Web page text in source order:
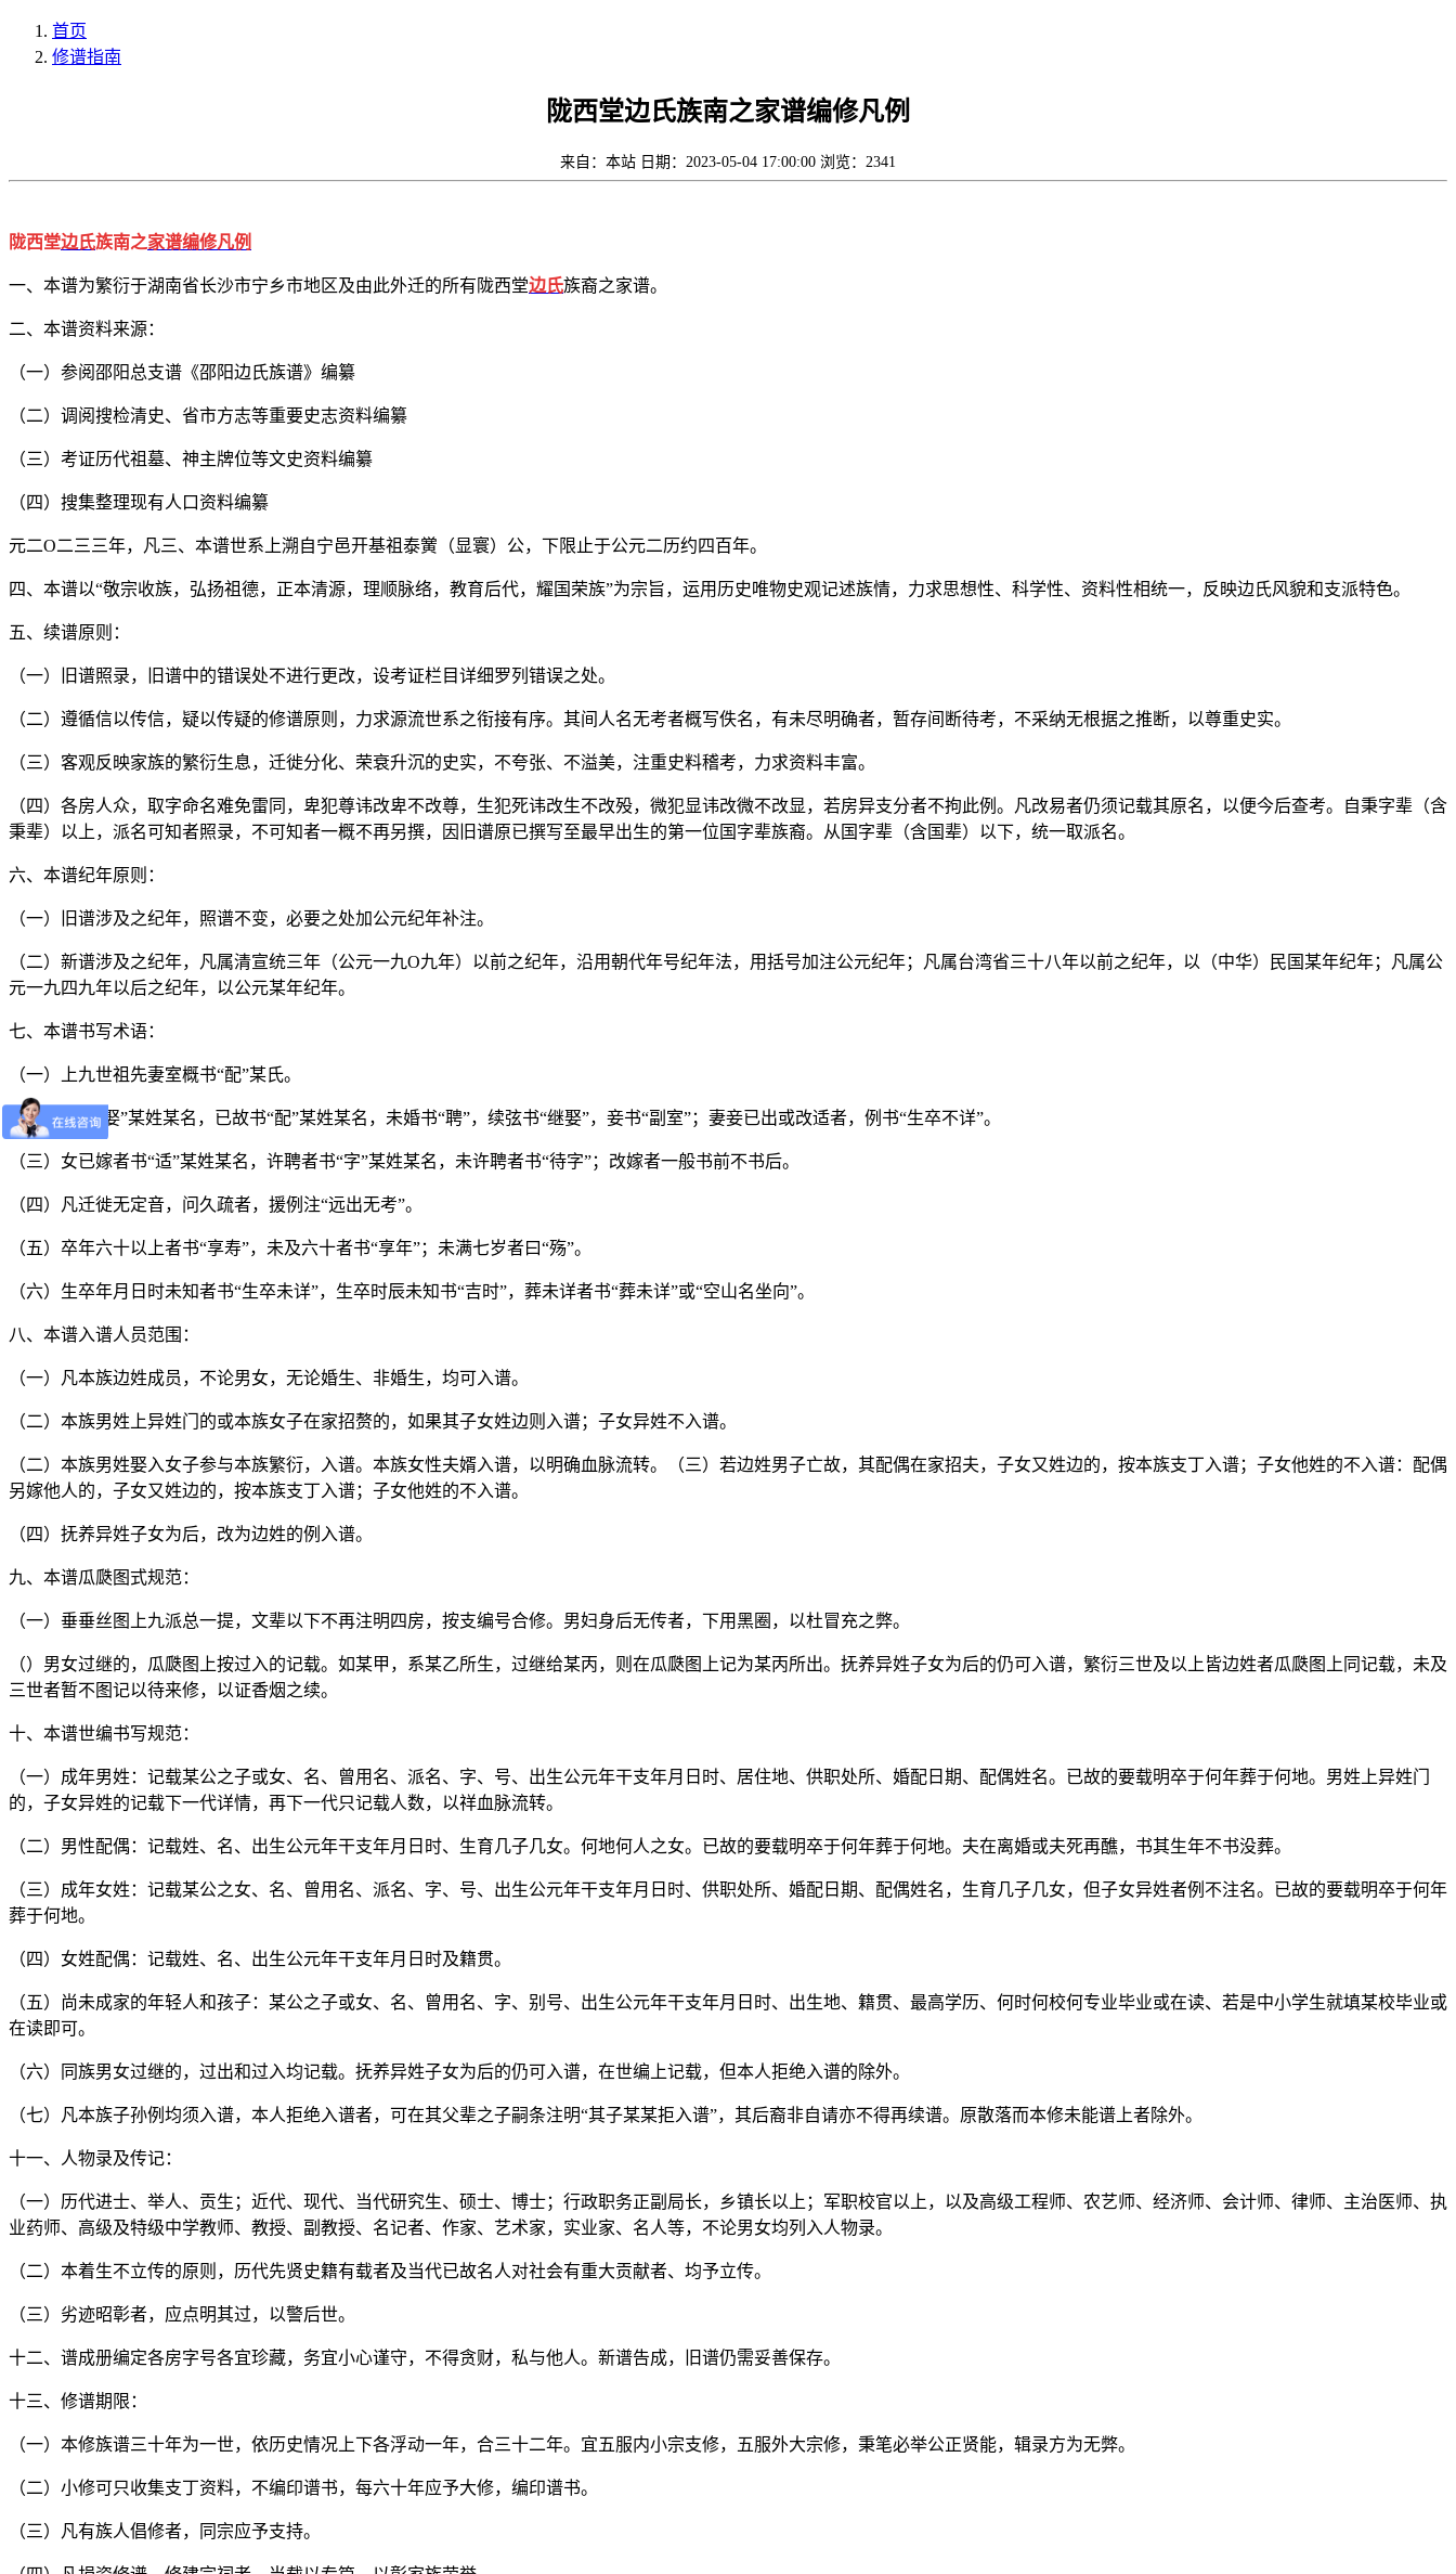
首页
修谱指南
陇西堂边氏族南之家谱编修凡例
来自：本站 日期：2023-05-04 17:00:00 浏览：2341
陇西堂边氏族南之家谱编修凡例
一、本谱为繁衍于湖南省长沙市宁乡市地区及由此外迁的所有陇西堂边氏族裔之家谱。
二、本谱资料来源：
（一）参阅邵阳总支谱《邵阳边氏族谱》编纂
（二）调阅搜检清史、省市方志等重要史志资料编纂
（三）考证历代祖墓、神主牌位等文史资料编纂
（四）搜集整理现有人口资料编纂
元二O二三三年，凡三、本谱世系上溯自宁邑开基祖泰黉（显寰）公，下限止于公元二历约四百年。
四、本谱以“敬宗收族，弘扬祖德，正本清源，理顺脉络，教育后代，耀国荣族”为宗旨，运用历史唯物史观记述族情，力求思想性、科学性、资料性相统一，反映边氏风貌和支派特色。
五、续谱原则：
（一）旧谱照录，旧谱中的错误处不进行更改，设考证栏目详细罗列错误之处。
（二）遵循信以传信，疑以传疑的修谱原则，力求源流世系之衔接有序。其间人名无考者概写佚名，有未尽明确者，暂存间断待考，不采纳无根据之推断，以尊重史实。
（三）客观反映家族的繁衍生息，迁徙分化、荣衰升沉的史实，不夸张、不溢美，注重史料稽考，力求资料丰富。
（四）各房人众，取字命名难免雷同，卑犯尊讳改卑不改尊，生犯死讳改生不改殁，微犯显讳改微不改显，若房异支分者不拘此例。凡改易者仍须记载其原名，以便今后查考。自秉字辈（含
秉辈）以上，派名可知者照录，不可知者一概不再另撰，因旧谱原已撰写至最早出生的第一位国字辈族裔。从国字辈（含国辈）以下，统一取派名。
六、本谱纪年原则：
（一）旧谱涉及之纪年，照谱不变，必要之处加公元纪年补注。
（二）新谱涉及之纪年，凡属清宣统三年（公元一九O九年）以前之纪年，沿用朝代年号纪年法，用括号加注公元纪年；凡属台湾省三十八年以前之纪年，以（中华）民国某年纪年；凡属公
元一九四九年以后之纪年，以公元某年纪年。
七、本谱书写术语：
（一）上九世祖先妻室概书“配”某氏。
（二）妻书“娶”某姓某名，已故书“配”某姓某名，未婚书“聘”，续弦书“继娶”，妾书“副室”；妻妾已出或改适者，例书“生卒不详”。
（三）女已嫁者书“适”某姓某名，许聘者书“字”某姓某名，未许聘者书“待字”；改嫁者一般书前不书后。
（四）凡迁徙无定音，问久疏者，援例注“远出无考”。
（五）卒年六十以上者书“享寿”，未及六十者书“享年”；未满七岁者曰“殇”。
（六）生卒年月日时未知者书“生卒未详”，生卒时辰未知书“吉时”，葬未详者书“葬未详”或“空山名坐向”。
八、本谱入谱人员范围：
（一）凡本族边姓成员，不论男女，无论婚生、非婚生，均可入谱。
（二）本族男姓上异姓门的或本族女子在家招赘的，如果其子女姓边则入谱；子女异姓不入谱。
（二）本族男姓娶入女子参与本族繁衍，入谱。本族女性夫婿入谱，以明确血脉流转。（三）若边姓男子亡故，其配偶在家招夫，子女又姓边的，按本族支丁入谱；子女他姓的不入谱：配偶
另嫁他人的，子女又姓边的，按本族支丁入谱；子女他姓的不入谱。
（四）抚养异姓子女为后，改为边姓的例入谱。
九、本谱瓜瓞图式规范：
（一）垂垂丝图上九派总一提，文辈以下不再注明四房，按支编号合修。男妇身后无传者，下用黑圈，以杜冒充之弊。
（）男女过继的，瓜瓞图上按过入的记载。如某甲，系某乙所生，过继给某丙，则在瓜瓞图上记为某丙所出。抚养异姓子女为后的仍可入谱，繁衍三世及以上皆边姓者瓜瓞图上同记载，未及
三世者暂不图记以待来修，以证香烟之续。
十、本谱世编书写规范：
（一）成年男姓：记载某公之子或女、名、曾用名、派名、字、号、出生公元年干支年月日时、居住地、供职处所、婚配日期、配偶姓名。已故的要载明卒于何年葬于何地。男姓上异姓门
的，子女异姓的记载下一代详情，再下一代只记载人数，以祥血脉流转。
（二）男性配偶：记载姓、名、出生公元年干支年月日时、生育几子几女。何地何人之女。已故的要载明卒于何年葬于何地。夫在离婚或夫死再醮，书其生年不书没葬。
（三）成年女姓：记载某公之女、名、曾用名、派名、字、号、出生公元年干支年月日时、供职处所、婚配日期、配偶姓名，生育几子几女，但子女异姓者例不注名。已故的要载明卒于何年
葬于何地。
（四）女姓配偶：记载姓、名、出生公元年干支年月日时及籍贯。
（五）尚未成家的年轻人和孩子：某公之子或女、名、曾用名、字、别号、出生公元年干支年月日时、出生地、籍贯、最高学历、何时何校何专业毕业或在读、若是中小学生就填某校毕业或
在读即可。
（六）同族男女过继的，过出和过入均记载。抚养异姓子女为后的仍可入谱，在世编上记载，但本人拒绝入谱的除外。
（七）凡本族子孙例均须入谱，本人拒绝入谱者，可在其父辈之子嗣条注明“其子某某拒入谱”，其后裔非自请亦不得再续谱。原散落而本修未能谱上者除外。
十一、人物录及传记：
（一）历代进士、举人、贡生；近代、现代、当代研究生、硕士、博士；行政职务正副局长，乡镇长以上；军职校官以上，以及高级工程师、农艺师、经济师、会计师、律师、主治医师、执
业药师、高级及特级中学教师、教授、副教授、名记者、作家、艺术家，实业家、名人等，不论男女均列入人物录。
（二）本着生不立传的原则，历代先贤史籍有载者及当代已故名人对社会有重大贡献者、均予立传。
（三）劣迹昭彰者，应点明其过，以警后世。
十二、谱成册编定各房字号各宜珍藏，务宜小心谨守，不得贪财，私与他人。新谱告成，旧谱仍需妥善保存。
十三、修谱期限：
（一）本修族谱三十年为一世，依历史情况上下各浮动一年，合三十二年。宜五服内小宗支修，五服外大宗修，秉笔必举公正贤能，辑录方为无弊。
（二）小修可只收集支丁资料，不编印谱书，每六十年应予大修，编印谱书。
（三）凡有族人倡修者，同宗应予支持。